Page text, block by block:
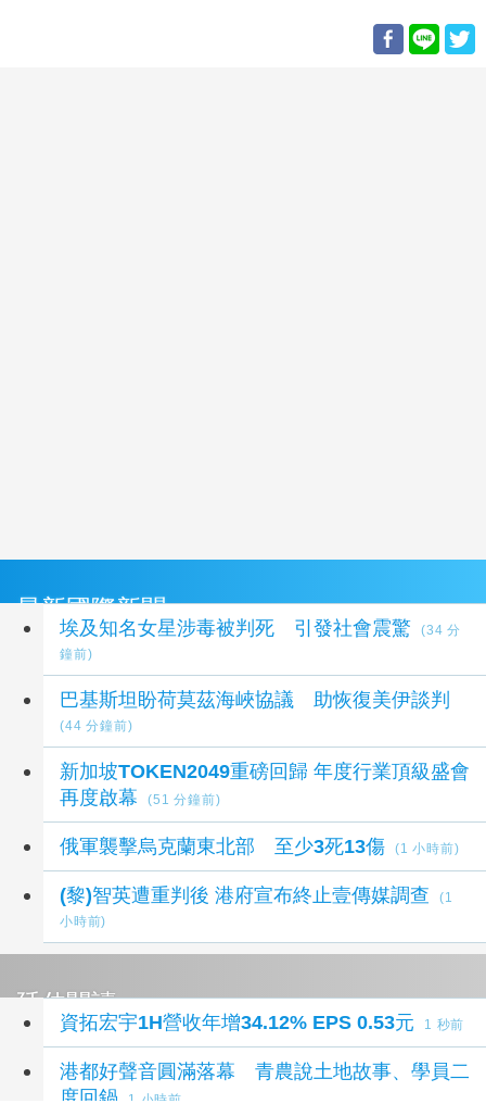
最新國際新聞
埃及知名女星涉毒被判死 引發社會震驚
(34 分
鐘前)
巴基斯坦盼荷莫茲海峽協議 助恢復美伊談判
(44 分鐘前)
新加坡TOKEN2049重磅回歸 年度行業頂級盛會
再度啟幕
(51 分鐘前)
俄軍襲擊烏克蘭東北部 至少3死13傷 (1 小時前)
(黎)智英遭重判後 港府宣布終止壹傳媒調查
(1
小時前)
延伸閱讀
資拓宏宇1H營收年增34.12% EPS 0.53元 1 秒前
港都好聲音圓滿落幕 青農說土地故事、學員二
度回鍋
1 小時前